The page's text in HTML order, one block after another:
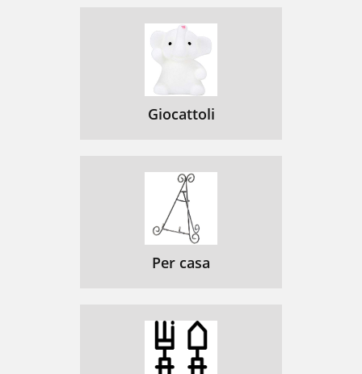
Giocattoli
Per casa